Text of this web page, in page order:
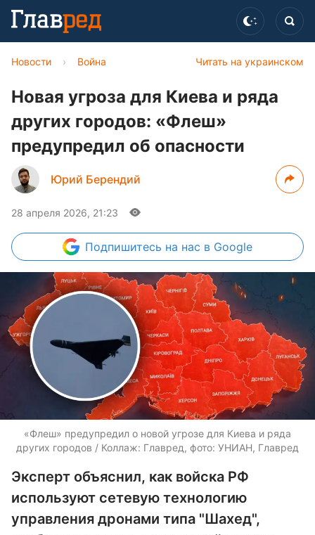
Читать на украинском
Новости › Война
Новая угроза для Киева и ряда
других городов: «Флеш»
предупредил об опасности
Юрий Берендий
28 апреля 2026, 21:23
Подпишитесь на нас в Google
«Флеш» предупредил о новой угрозе для Киева и ряда
других городов / Коллаж: Главред, фото: УНИАН, Главред
Эксперт объяснил, как войска РФ
используют сетевую технологию
управления дронами типа "Шахед",